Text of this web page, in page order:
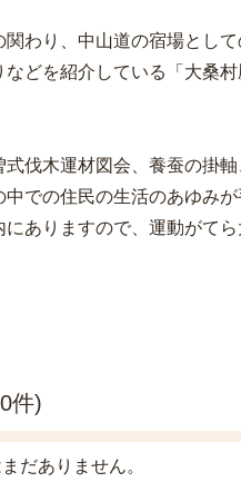
わり、中山道の宿場とし
どを紹介している「大桑
伐木運材図会、養蚕の掛軸
での住民の生活のあゆみ
ありますので、運動がて
件)
だありません。